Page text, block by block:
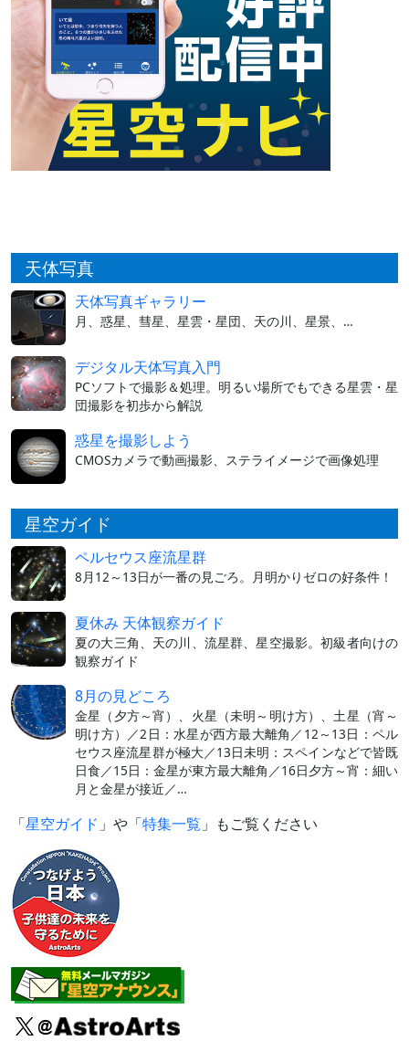
天体写真
天体写真ギャラリー
月、惑星、彗星、星雲・星団、天の川、星景、…
デジタル天体写真入門
PCソフトで撮影＆処理。明るい場所でもできる星雲・星
団撮影を初歩から解説
惑星を撮影しよう
CMOSカメラで動画撮影、ステライメージで画像処理
星空ガイド
ペルセウス座流星群
8月12～13日が一番の見ごろ。月明かりゼロの好条件！
夏休み 天体観察ガイド
夏の大三角、天の川、流星群、星空撮影。初級者向けの
観察ガイド
8月の見どころ
金星（夕方～宵）、火星（未明～明け方）、土星（宵～
明け方）／2日：水星が西方最大離角／12～13日：ペル
セウス座流星群が極大／13日未明：スペインなどで皆既
日食／15日：金星が東方最大離角／16日夕方～宵：細い
月と金星が接近／…
「星空ガイド 」や「特集一覧 」もご覧ください